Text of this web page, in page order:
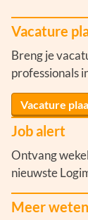
Vacature
Breng je
professionals
Vacature
Job alert
Ontvang
nieuwste
Meer